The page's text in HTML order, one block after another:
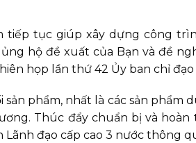
tiếp tục giúp xây dựng công
hộ đề xuất của Bạn và đề
họp lần thứ 42 Ủy ban chỉ
phẩm, nhất là các sản phẩm
Thúc đẩy chuẩn bị và
đạo cấp cao 3 nước thông